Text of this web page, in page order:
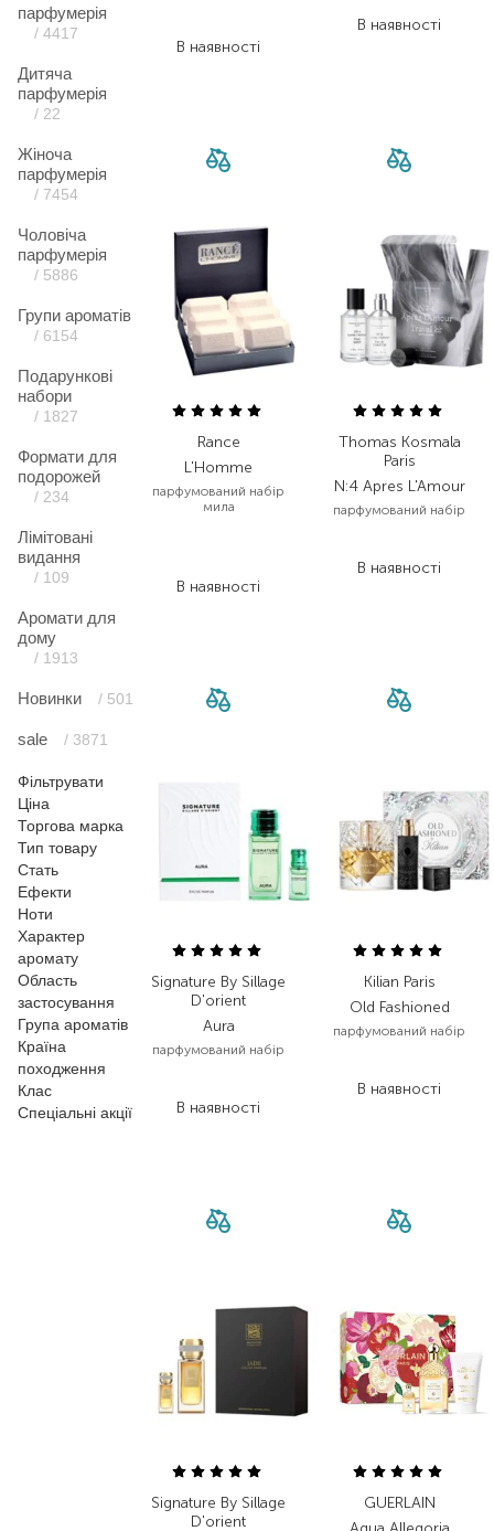
парфумерія
/ 4417
Дитяча
парфумерія
/ 22
Жіноча
парфумерія
/ 7454
Чоловіча
парфумерія
/ 5886
Групи ароматів
/ 6154
Подарункові
набори
/ 1827
Формати для
подорожей
/ 234
Лімітовані
видання
/ 109
Аромати для
дому
/ 1913
Новинки / 501
sale / 3871
Фільтрувати
Ціна
Торгова марка
Тип товару
Стать
Ефекти
Ноти
Характер
аромату
Область
застосування
Група ароматів
Країна
походження
Клас
Спеціальні акції
В наявності
В наявності
Rance
L'Homme
парфумований набір
мила
В наявності
Thomas Kosmala
Paris
N:4 Apres L'Amour
парфумований набір
В наявності
Signature By Sillage
D'orient
Aura
парфумований набір
В наявності
Kilian Paris
Old Fashioned
парфумований набір
В наявності
Signature By Sillage
D'orient
GUERLAIN